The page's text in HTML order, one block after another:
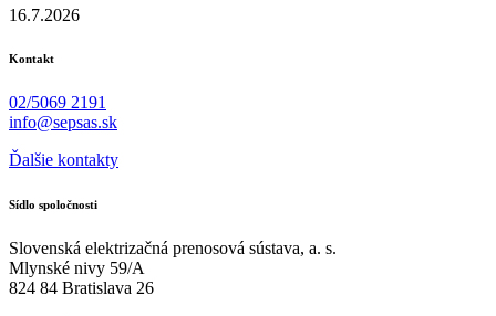
16.7.2026
Kontakt
02/5069 2191
info@sepsas.sk
Ďalšie kontakty
Sídlo spoločnosti
Slovenská elektrizačná prenosová sústava, a. s.
Mlynské nivy 59/A
824 84 Bratislava 26